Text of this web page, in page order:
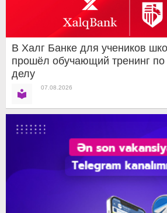
В Халг Банке для учеников
прошёл обучающий тренинг по
делу
07.08.2026